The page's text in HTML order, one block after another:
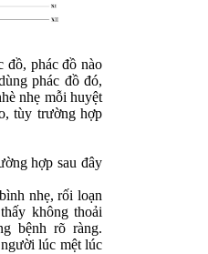
phác đồ nào
phác đồ đó,
nhẹ mỗi huyệt
tùy trường hợp
hợp sau đây
nhẹ, rối loạn
không thoải
bệnh rõ ràng.
lúc mệt lúc